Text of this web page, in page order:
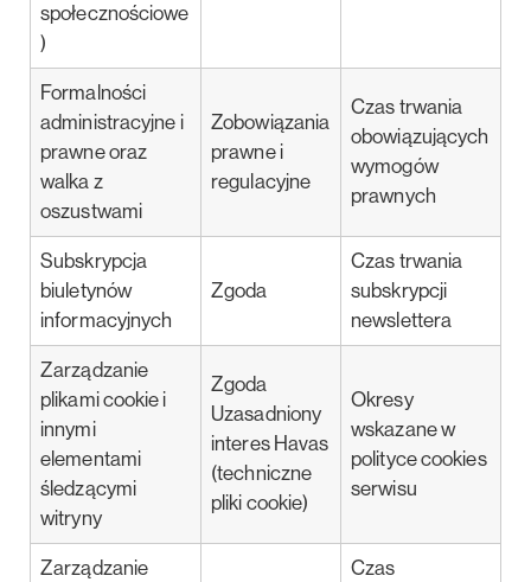
społecznościowe
)
Formalności
administracyjne i
prawne oraz
walka z
oszustwami
Zobowiązania
prawne i
regulacyjne
Czas trwania
obowiązujących
wymogów
prawnych
Subskrypcja
biuletynów
informacyjnych
Zgoda
Czas trwania
subskrypcji
newslettera
Zarządzanie
plikami cookie i
innymi
elementami
śledzącymi
witryny
Zgoda
Uzasadniony
interes Havas
(techniczne
pliki cookie)
Okresy
wskazane w
polityce cookies
serwisu
Zarządzanie Czas